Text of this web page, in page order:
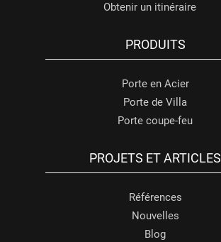
Obtenir un itinéraire
PRODUITS
Porte en Acier
Porte de Villa
Porte coupe-feu
PROJETS ET ARTICLES
Références
Nouvelles
Blog